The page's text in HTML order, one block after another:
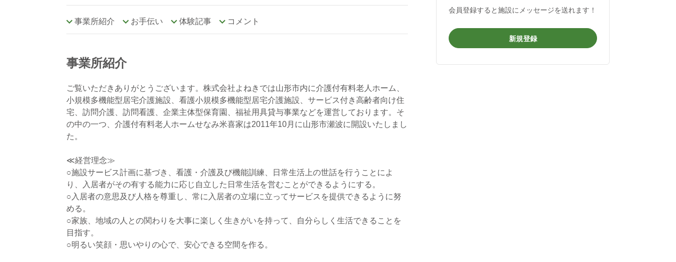
事業所紹介 お手伝い 体験記事 コメント
事業所紹介
ご覧いただきありがとうございます。株式会社よねきでは山形市内に介護付有料老人ホーム、
小規模多機能型居宅介護施設、看護小規模多機能型居宅介護施設、サービス付き高齢者向け住
宅、訪問介護、訪問看護、企業主体型保育園、福祉用具貸与事業などを運営しております。そ
の中の一つ、介護付有料老人ホームせなみ米喜家は2011年10月に山形市瀬波に開設いたしまし
た。
≪経営理念≫
○施設サービス計画に基づき、看護・介護及び機能訓練、日常生活上の世話を行うことによ
り、入居者がその有する能力に応じ自立した日常生活を営むことができるようにする。
○入居者の意思及び人格を尊重し、常に入居者の立場に立ってサービスを提供できるように努
める。
○家族、地域の人との関わりを大事に楽しく生きがいを持って、自分らしく生活できることを
目指す。
○明るい笑顔・思いやりの心で、安心できる空間を作る。
会員登録すると施設にメッセージを送れます！
新規登録